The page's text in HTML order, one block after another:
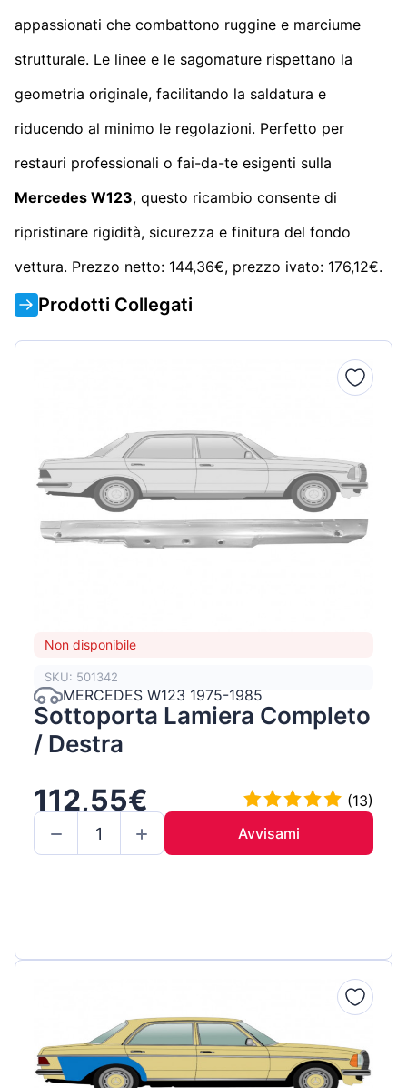
appassionati che combattono ruggine e marciume
strutturale. Le linee e le sagomature rispettano la
geometria originale, facilitando la saldatura e
riducendo al minimo le regolazioni. Perfetto per
restauri professionali o fai-da-te esigenti sulla
Mercedes W123, questo ricambio consente di
ripristinare rigidità, sicurezza e finitura del fondo
vettura. Prezzo netto: 144,36€, prezzo ivato: 176,12€.
Prodotti Collegati
Non disponibile
SKU: 501342
MERCEDES W123 1975-1985
Sottoporta Lamiera Completo
/ Destra
112,55€
(13)
Avvisami